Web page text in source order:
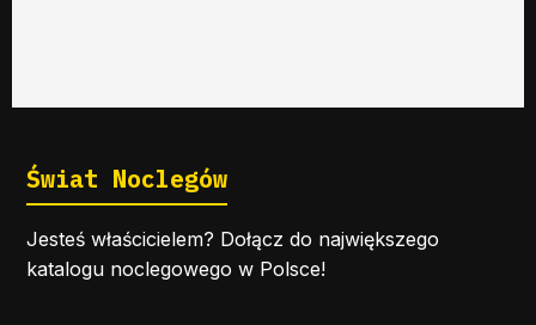
Świat Noclegów
Jesteś właścicielem? Dołącz do największego
katalogu noclegowego w Polsce!